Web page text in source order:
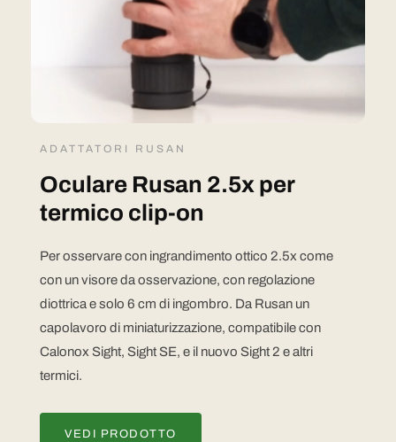
ADATTATORI RUSAN
Oculare Rusan 2.5x per
termico clip-on
Per osservare con ingrandimento ottico 2.5x come
con un visore da osservazione, con regolazione
diottrica e solo 6 cm di ingombro. Da Rusan un
capolavoro di miniaturizzazione, compatibile con
Calonox Sight, Sight SE, e il nuovo Sight 2 e altri
termici.
VEDI PRODOTTO